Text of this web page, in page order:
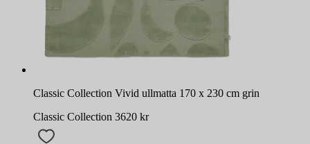
Classic Collection Vivid ullmatta 170 x 230 cm grin
Classic Collection 3620 kr